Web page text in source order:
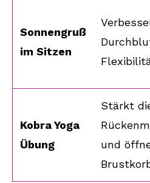
Sonnengruß
im Sitzen
Kobra Yoga
Übung
Stärkt
und